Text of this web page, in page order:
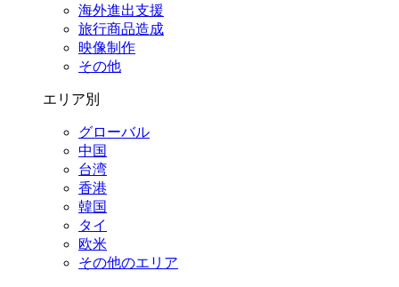
海外進出支援
旅行商品造成
映像制作
その他
エリア別
グローバル
中国
台湾
香港
韓国
タイ
欧米
その他のエリア